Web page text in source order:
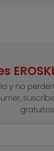
y no